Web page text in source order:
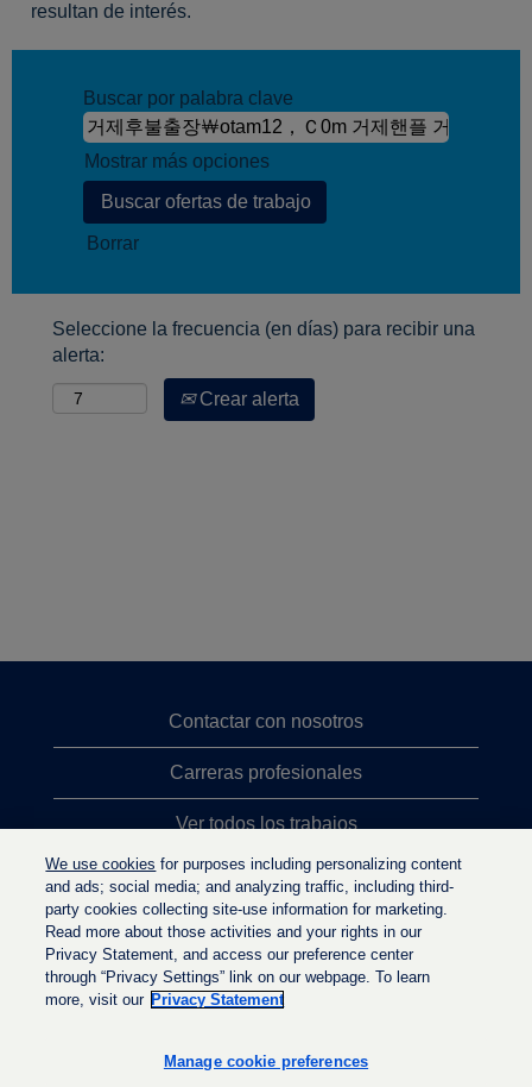
resultan de interés.
Buscar por palabra clave
Mostrar más opciones
Borrar
Seleccione la frecuencia (en días) para recibir una
alerta:
Crear alerta
Contactar con nosotros
Carreras profesionales
Ver todos los trabajos
Búsqueda de altos cargos
Política de privacidad
a
a
We use cookies for purposes including personalizing content
and ads; social media; and analyzing traffic, including third-
party cookies collecting site-use information for marketing.
Read more about those activities and your rights in our
Privacy Statement, and access our preference center
through “Privacy Settings” link on our webpage. To learn
more, visit our Privacy Statement
Manage cookie preferences